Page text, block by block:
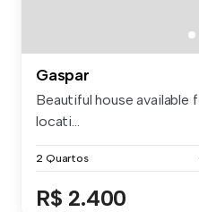
Gaspar
Beautiful house available
locati...
2 Quartos
R$ 2.400